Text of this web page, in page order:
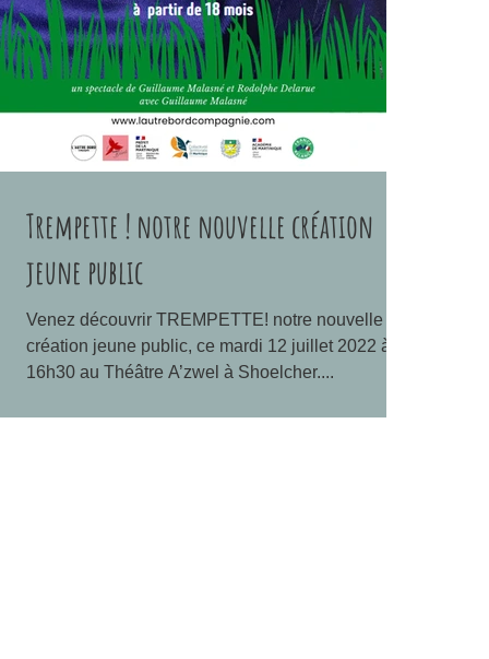
Trempette ! notre nouvelle création
jeune public
Venez découvrir TREMPETTE! notre nouvelle
création jeune public, ce mardi 12 juillet 2022 à
16h30 au Théâtre A’zwel à Shoelcher....